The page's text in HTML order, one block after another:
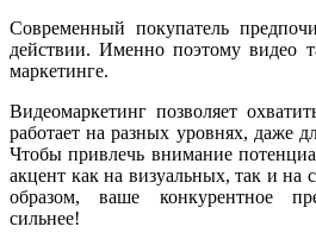
Современный покупатель
действии. Именно поэтому видео
маркетинге.
Видеомаркетинг позволяет
работает на разных уровнях, даже
Чтобы привлечь внимание
акцент как на визуальных, так и на
образом, ваше конкурентное
сильнее!